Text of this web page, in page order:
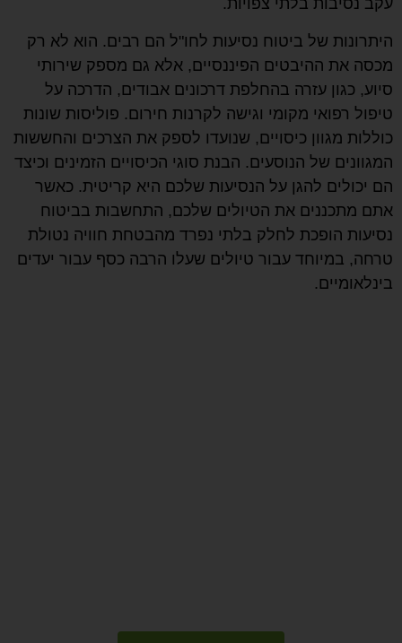
עקב נסיבות בלתי צפויות.
היתרונות של ביטוח נסיעות לחו"ל הם רבים. הוא לא רק
מכסה את ההיבטים הפיננסיים, אלא גם מספק שירותי
סיוע, כגון עזרה בהחלפת דרכונים אבודים, הדרכה על
טיפול רפואי מקומי וגישה לקרנות חירום. פוליסות שונות
כוללות מגוון כיסויים, שנועדו לספק את הצרכים והחששות
המגוונים של הנוסעים. הבנת סוגי הכיסויים הזמינים וכיצד
הם יכולים להגן על הנסיעות שלכם היא קריטית. כאשר
אתם מתכננים את הטיולים שלכם, התחשבות בביטוח
נסיעות הופכת לחלק בלתי נפרד מהבטחת חוויה נטולת
טרחה, במיוחד עבור טיולים שעלו הרבה כסף עבור יעדים
בינלאומיים.